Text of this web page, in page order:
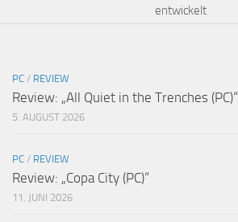
entwickelt
PC / REVIEW
Review: „All Quiet in the Trenches (PC)“
5. AUGUST 2026
PC / REVIEW
Review: „Copa City (PC)“
11. JUNI 2026